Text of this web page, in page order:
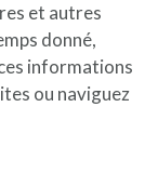
et autres
donné,
informations
ou naviguez